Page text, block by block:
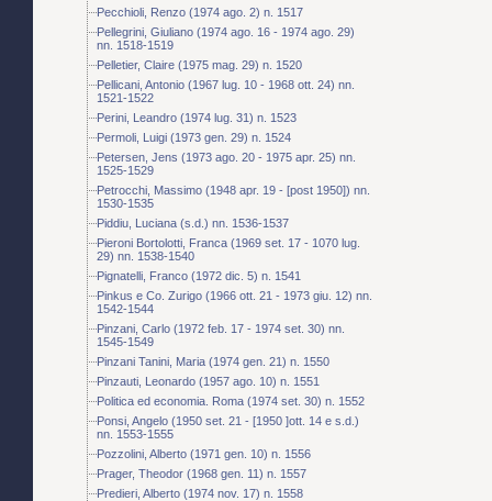
Pecchioli, Renzo (1974 ago. 2) n. 1517
Pellegrini, Giuliano (1974 ago. 16 - 1974 ago. 29)
nn. 1518-1519
Pelletier, Claire (1975 mag. 29) n. 1520
Pellicani, Antonio (1967 lug. 10 - 1968 ott. 24) nn.
1521-1522
Perini, Leandro (1974 lug. 31) n. 1523
Permoli, Luigi (1973 gen. 29) n. 1524
Petersen, Jens (1973 ago. 20 - 1975 apr. 25) nn.
1525-1529
Petrocchi, Massimo (1948 apr. 19 - [post 1950]) nn.
1530-1535
Piddiu, Luciana (s.d.) nn. 1536-1537
Pieroni Bortolotti, Franca (1969 set. 17 - 1070 lug.
29) nn. 1538-1540
Pignatelli, Franco (1972 dic. 5) n. 1541
Pinkus e Co. Zurigo (1966 ott. 21 - 1973 giu. 12) nn.
1542-1544
Pinzani, Carlo (1972 feb. 17 - 1974 set. 30) nn.
1545-1549
Pinzani Tanini, Maria (1974 gen. 21) n. 1550
Pinzauti, Leonardo (1957 ago. 10) n. 1551
Politica ed economia. Roma (1974 set. 30) n. 1552
Ponsi, Angelo (1950 set. 21 - [1950 ]ott. 14 e s.d.)
nn. 1553-1555
Pozzolini, Alberto (1971 gen. 10) n. 1556
Prager, Theodor (1968 gen. 11) n. 1557
Predieri, Alberto (1974 nov. 17) n. 1558